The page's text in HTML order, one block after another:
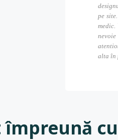
pe
alta în
împreună